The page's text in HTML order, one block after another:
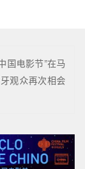
国电影节”在马
观众再次相会